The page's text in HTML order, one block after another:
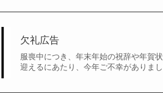
欠礼広告
服喪中につき、年末年始の祝辞や年賀
迎えるにあたり、今年ご不幸がありま